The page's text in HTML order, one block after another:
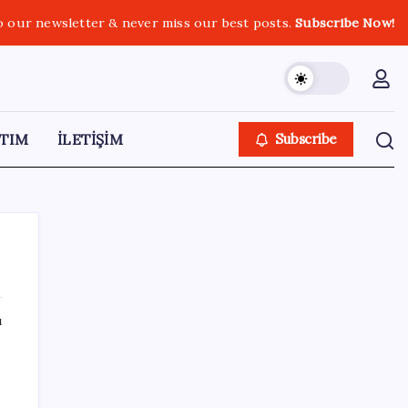
our newsletter & never miss our best posts.Subscribe Now!
İLETİŞİM Subscribe